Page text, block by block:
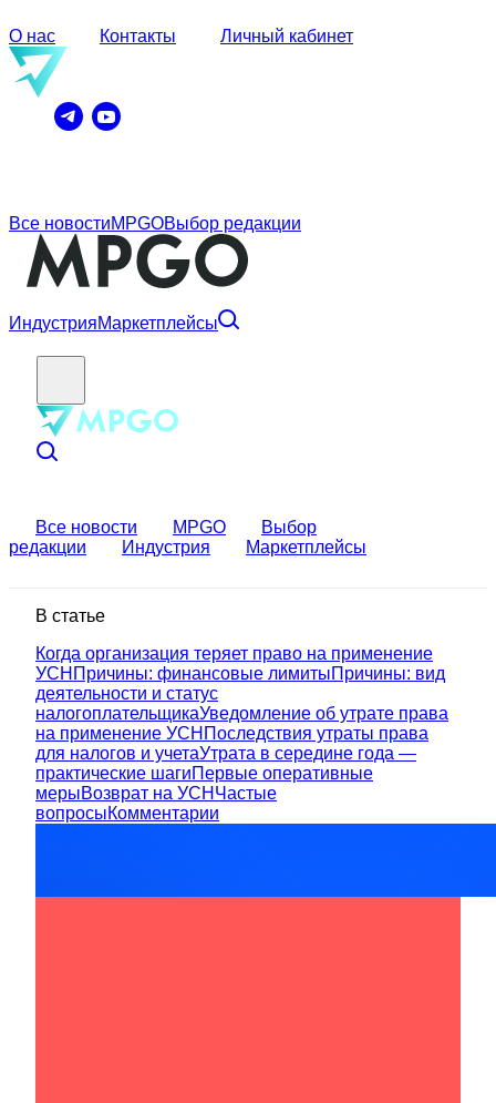
О нас Контакты Личный кабинет
Все новостиMPGOВыбор редакции
ИндустрияМаркетплейсы
Все новости MPGO
Выбор
редакции
Индустрия Маркетплейсы
В статье
Когда организация теряет право на применение
УСН Причины: финансовые лимитыПричины: вид
деятельности и статус
налогоплательщикаУведомление об утрате права
на применение УСН Последствия утраты права
для налогов и учетаУтрата в середине года —
практические шагиПервые оперативные
мерыВозврат на УСН Частые
вопросыКомментарии